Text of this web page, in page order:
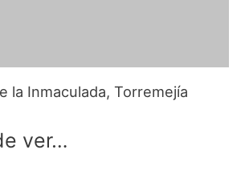
la Inmaculada, Torremejía
ver…